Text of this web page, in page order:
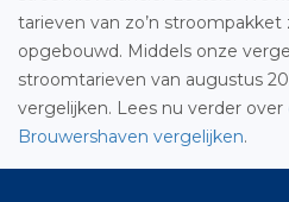
tarieven van zo’n
opgebouwd. Middels onze
stroomtarieven van augustus
vergelijken. Lees nu verder over
Brouwershaven vergelijken.